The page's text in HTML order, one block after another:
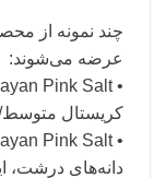
چند نمونه از
عرضه می‌شوند:
کریستال
دانه‌های درشت،